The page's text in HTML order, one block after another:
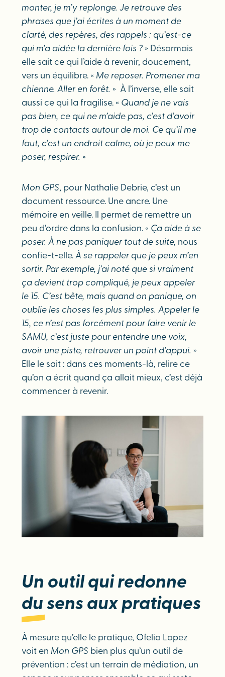
monter, je m’y replonge. Je retrouve des
phrases que j’ai écrites à un moment de
clarté, des repères, des rappels : qu’est-ce
qui m’a aidée la dernière fois ? » Désormais
elle sait ce qui l’aide à revenir, doucement,
vers un équilibre. « Me reposer. Promener ma
chienne. Aller en forêt. » À l’inverse, elle sait
aussi ce qui la fragilise. « Quand je ne vais
pas bien, ce qui ne m’aide pas, c’est d’avoir
trop de contacts autour de moi. Ce qu’il me
faut, c’est un endroit calme, où je peux me
poser, respirer. »
Mon GPS, pour Nathalie Debrie, c’est un
document ressource. Une ancre. Une
mémoire en veille. Il permet de remettre un
peu d’ordre dans la confusion. « Ça aide à se
poser. À ne pas paniquer tout de suite, nous
confie-t-elle. À se rappeler que je peux m’en
sortir. Par exemple, j’ai noté que si vraiment
ça devient trop compliqué, je peux appeler
le 15. C’est bête, mais quand on panique, on
oublie les choses les plus simples. Appeler le
15, ce n’est pas forcément pour faire venir le
SAMU, c’est juste pour entendre une voix,
avoir une piste, retrouver un point d’appui. »
Elle le sait : dans ces moments-là, relire ce
qu’on a écrit quand ça allait mieux, c’est déjà
commencer à revenir.
Un outil qui redonne
du sens aux pratiques
À mesure qu’elle le pratique, Ofelia Lopez
voit en Mon GPS bien plus qu’un outil de
prévention : c’est un terrain de médiation, un